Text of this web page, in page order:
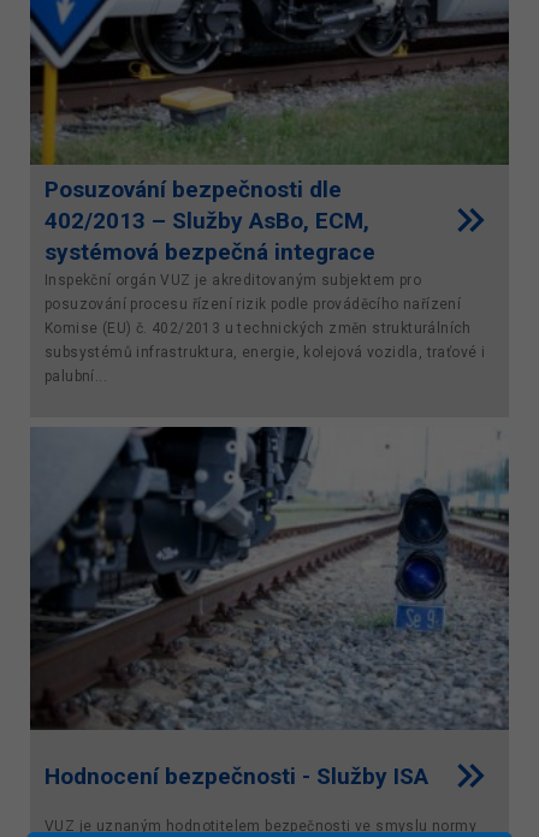
Posuzování bezpečnosti dle
402/2013 – Služby AsBo, ECM,
systémová bezpečná integrace
Inspekční orgán VUZ je akreditovaným subjektem pro
posuzování procesu řízení rizik podle prováděcího nařízení
Komise (EU) č. 402/2013 u technických změn strukturálních
subsystémů infrastruktura, energie, kolejová vozidla, traťové i
palubní...
Hodnocení bezpečnosti - Služby ISA
VUZ je uznaným hodnotitelem bezpečnosti ve smyslu normy